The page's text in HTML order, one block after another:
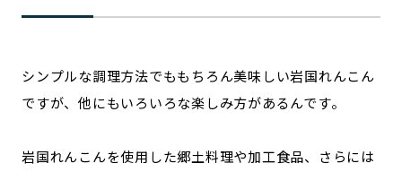
シンプルな調理方法でももちろん美味しい岩国れんこん
ですが、他にもいろいろな楽しみ方があるんです。
岩国れんこんを使用した郷土料理や加工食品、さらには